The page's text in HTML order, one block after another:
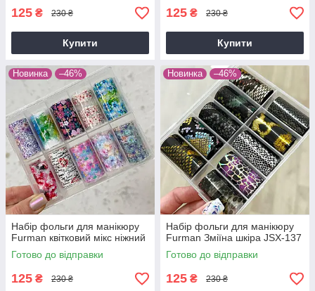
125 ₴ 230 ₴
Купити
125 ₴ 230 ₴
Купити
Новинка –46%
Набір фольги для манікюру
Furman квітковий мікс ніжний
Готово до відправки
125 ₴ 230 ₴
Новинка –46%
Набір фольги для манікюру
Furman Зміїна шкіра JSX-137
Готово до відправки
125 ₴ 230 ₴